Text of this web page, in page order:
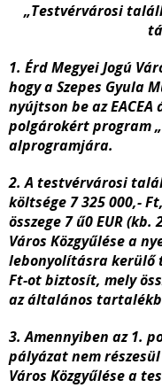
„Testvérvárosi
1. Érd Megyei Jogú
hogy a Szepes Gyula
nyújtson be az
polgárokért program
alprogramjára.
2. A testvérvárosi
költsége 7 325 000,-
összege 7 ű0 EUR (kb.
Város Közgyűlése a
lebonyolításra kerülő
Ft-ot biztosít, mely
az általános
3. Amennyiben az 1.
pályázat nem
Város Közgyűlése a